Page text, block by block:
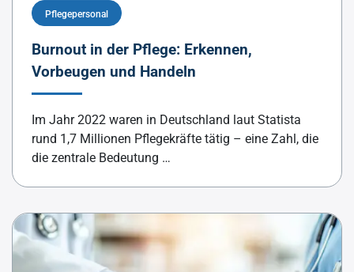
Pflegepersonal
Burnout in der Pflege: Erkennen,
Vorbeugen und Handeln
Im Jahr 2022 waren in Deutschland laut Statista
rund 1,7 Millionen Pflegekräfte tätig – eine Zahl, die
die zentrale Bedeutung …